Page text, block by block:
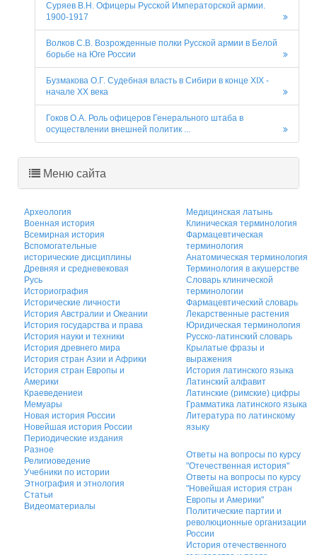
Суряев В.Н. Офицеры Русской Императорской армии.
1900-1917
Волков С.В. Возрожденные полки Русской армии в Белой
борьбе на Юге России
Бузмакова О.Г. Судебная власть в Сибири в конце XIX -
начале XX века
Гоков О.А. Роль офицеров Генерального штаба в
осуществлении внешней политик ...
Меню сайта
Археология
Военная история
Всемирная история
Вспомогательные
исторические дисциплины
Древняя и средневековая
Русь
Историография
Исторические личности
История Австралии и Океании
История государства и права
История науки и техники
История древнего мира
История стран Азии и Африки
История стран Европы и
Америки
Краеведениеи
Мемуары
Новая история России
Новейшая история России
Периодические издания
Разное
Религиоведение
Учебники по истории
Этнография и этнология
Статьи
Видеоматериалы
Медицинская латынь
Клиническая терминология
Фармацевтическая
терминология
Анатомическая терминология
Терминология в акушерстве
Словарь клинической
терминологии
Фармацевтический словарь
Лекарственные растения
Юридическая терминология
Русско-латинский словарь
Крылатые фразы и
выражения
История латинского языка
Латинский алфавит
Латинские (римские) цифры
Грамматика латинского языка
Литература по латинскому
языку
Ответы на вопросы по курсу
"Отечественная история"
Ответы на вопросы по курсу
"Новейшая история стран
Европы и Америки"
Политические партии и
революционные организации
России
История отечественного